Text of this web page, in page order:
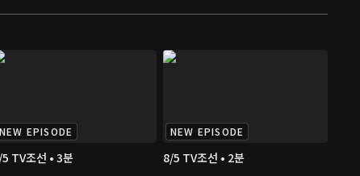
NEW EPISODE
TV조선 • 3분
NEW EPISODE
8/5 TV조선 • 2분